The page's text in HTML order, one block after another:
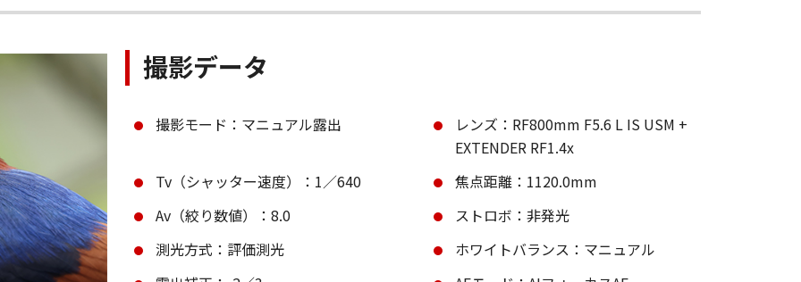
撮影データ
撮影モード：マニュアル露出
レンズ：RF800mm F5.6 L IS USM +
EXTENDER RF1.4x
Tv（シャッター速度）：1／640
焦点距離：1120.0mm
Av（絞り数値）：8.0
ストロボ：非発光
測光方式：評価測光
ホワイトバランス：マニュアル